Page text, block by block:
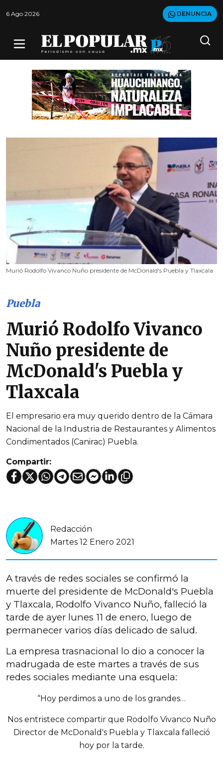
6 Ago 2026 DENUNCIA
Murió Rodolfo Vivanco Nuño presidente de McDonald's Puebla y Tlaxcala
Puebla
Murió Rodolfo Vivanco
Nuño presidente de
McDonald's Puebla y
Tlaxcala
El empresario era muy querido dentro de la Cámara
Nacional de la Industria de Restaurantes y Alimentos
Condimentados (Canirac) Puebla.
Compartir:
Redacción
Martes 12 Enero 2021
A través de redes sociales se confirmó la
muerte del presidente de McDonald's Puebla
y Tlaxcala, Rodolfo Vivanco Nuño, falleció la
tarde de ayer lunes 11 de enero, luego de
permanecer varios días delicado de salud.
La empresa trasnacional lo dio a conocer la
madrugada de este martes a través de sus
redes sociales mediante una esquela:
“Hoy perdimos a uno de los grandes…
Nos entristece compartir que Rodolfo Vivanco Nuño
Director de McDonald's Puebla y Tlaxcala falleció
hoy por la tarde.